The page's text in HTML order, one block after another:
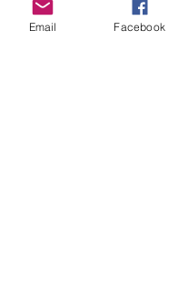
Email Facebook